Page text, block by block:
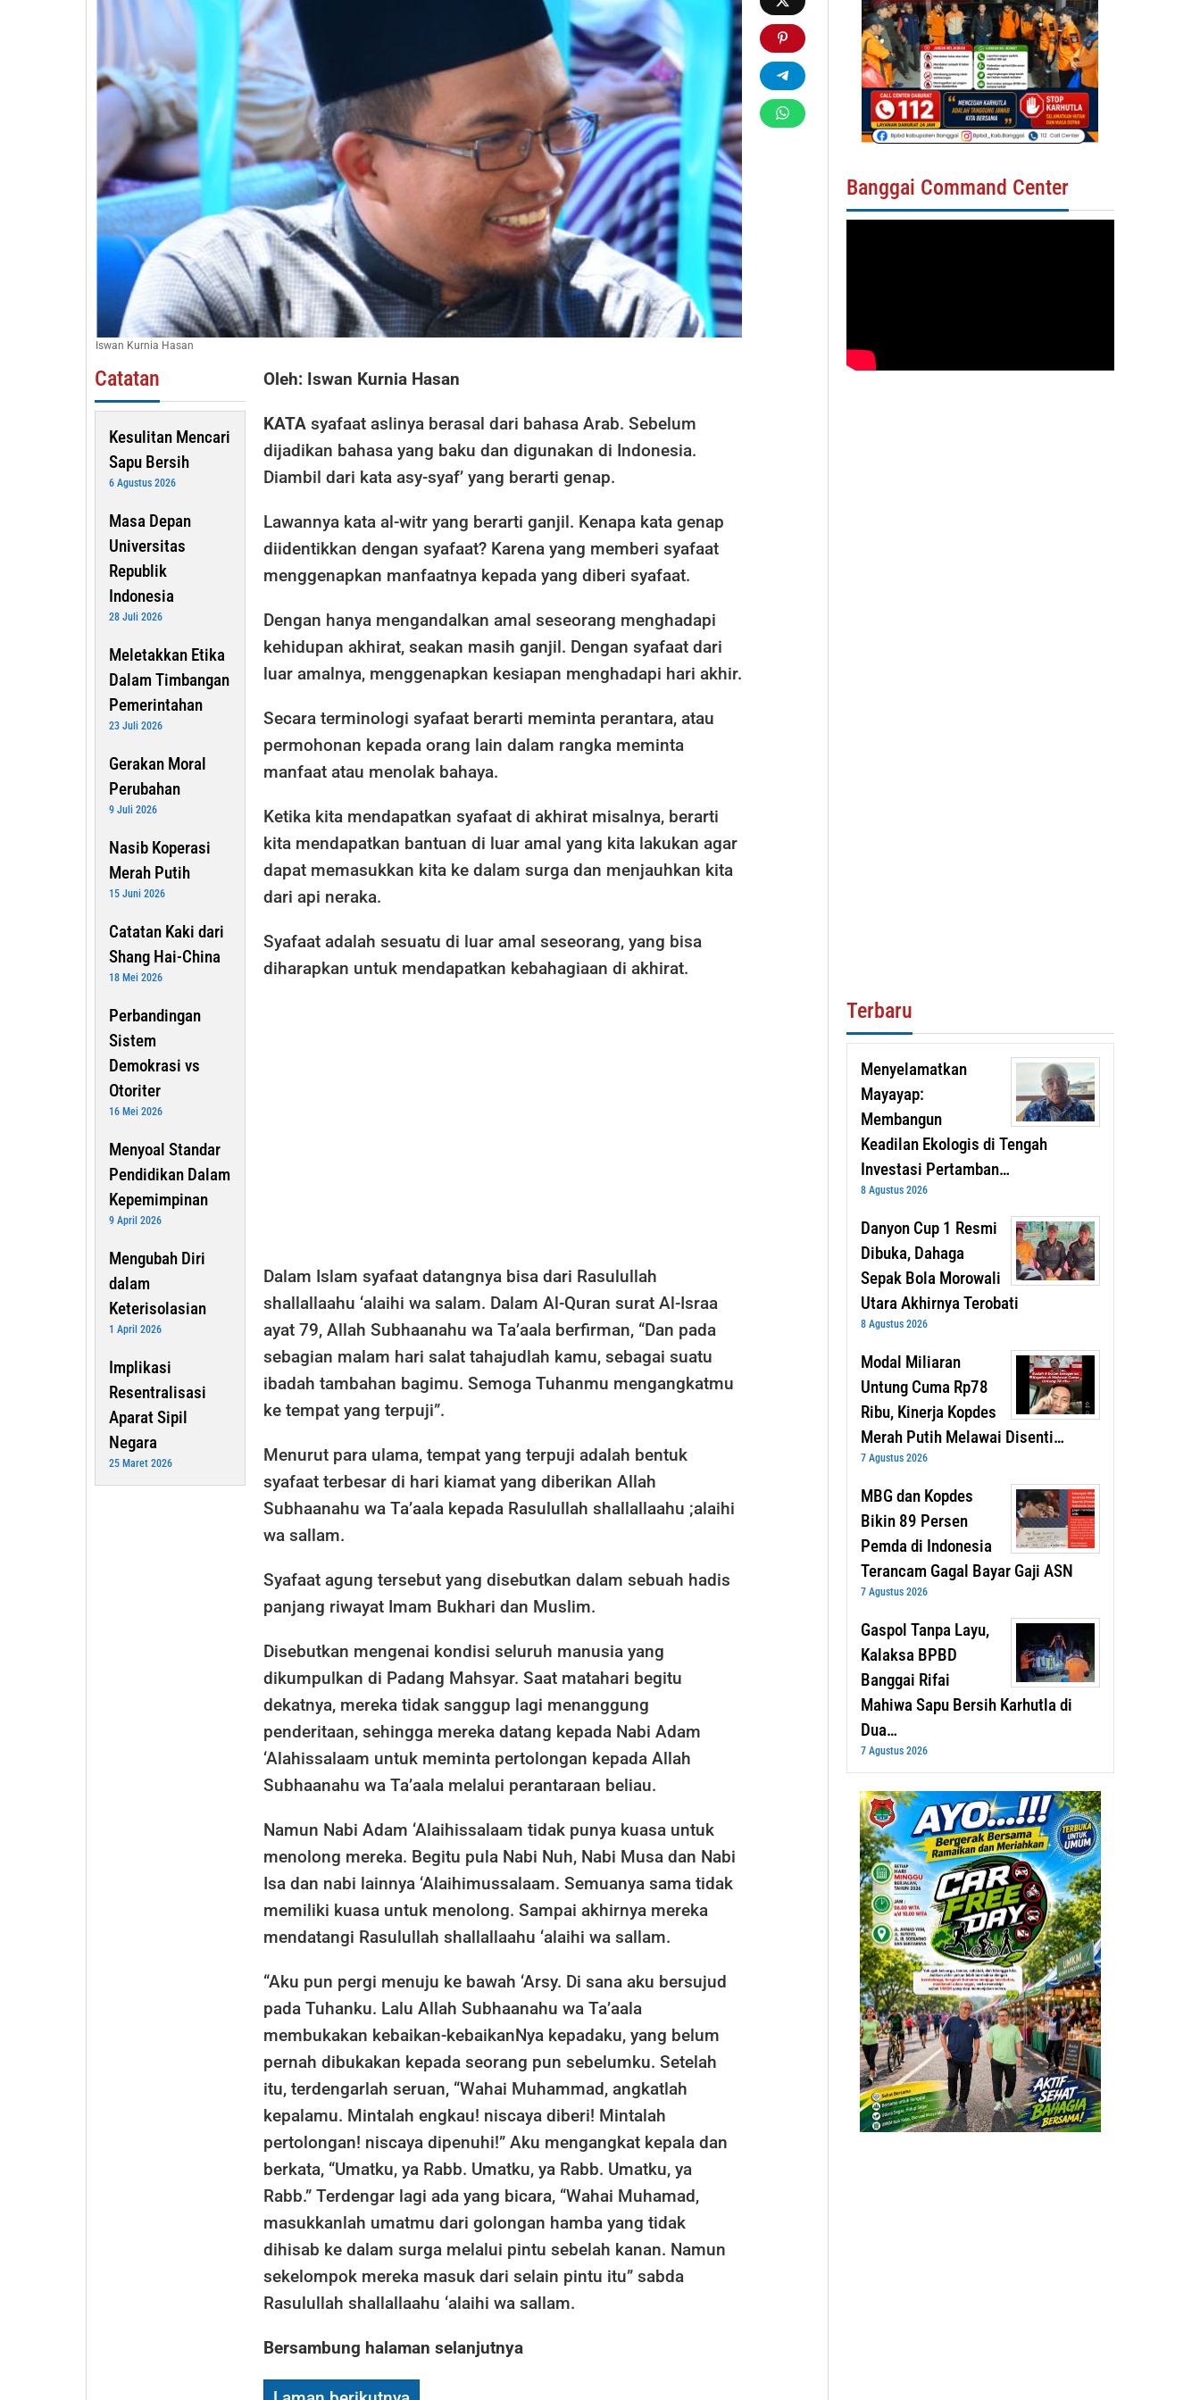
Iswan Kurnia Hasan
Catatan
Kesulitan Mencari
Sapu Bersih
6 Agustus 2026
Masa Depan
Universitas
Republik
Indonesia
28 Juli 2026
Meletakkan Etika
Dalam Timbangan
Pemerintahan
23 Juli 2026
Gerakan Moral
Perubahan
9 Juli 2026
Nasib Koperasi
Merah Putih
15 Juni 2026
Catatan Kaki dari
Shang Hai-China
18 Mei 2026
Perbandingan
Sistem
Demokrasi vs
Otoriter
16 Mei 2026
Menyoal Standar
Pendidikan Dalam
Kepemimpinan
9 April 2026
Mengubah Diri
dalam
Keterisolasian
1 April 2026
Implikasi
Resentralisasi
Aparat Sipil
Negara
25 Maret 2026
Oleh: Iswan Kurnia Hasan
KATAsyafaat aslinya berasal dari bahasa Arab. Sebelum
dijadikan bahasa yang baku dan digunakan di Indonesia.
Diambil dari kata asy-syaf’ yang berarti genap.
Lawannya kata al-witr yang berarti ganjil. Kenapa kata genap
diidentikkan dengan syafaat? Karena yang memberi syafaat
menggenapkan manfaatnya kepada yang diberi syafaat.
Dengan hanya mengandalkan amal seseorang menghadapi
kehidupan akhirat, seakan masih ganjil. Dengan syafaat dari
luar amalnya, menggenapkan kesiapan menghadapi hari akhir.
Secara terminologi syafaat berarti meminta perantara, atau
permohonan kepada orang lain dalam rangka meminta
manfaat atau menolak bahaya.
Ketika kita mendapatkan syafaat di akhirat misalnya, berarti
kita mendapatkan bantuan di luar amal yang kita lakukan agar
dapat memasukkan kita ke dalam surga dan menjauhkan kita
dari api neraka.
Syafaat adalah sesuatu di luar amal seseorang, yang bisa
diharapkan untuk mendapatkan kebahagiaan di akhirat.
Dalam Islam syafaat datangnya bisa dari Rasulullah
shallallaahu ‘alaihi wa salam. Dalam Al-Quran surat Al-Israa
ayat 79, Allah Subhaanahu wa Ta’aala berfirman, “Dan pada
sebagian malam hari salat tahajudlah kamu, sebagai suatu
ibadah tambahan bagimu. Semoga Tuhanmu mengangkatmu
ke tempat yang terpuji”.
Menurut para ulama, tempat yang terpuji adalah bentuk
syafaat terbesar di hari kiamat yang diberikan Allah
Subhaanahu wa Ta’aala kepada Rasulullah shallallaahu ;alaihi
wa sallam.
Syafaat agung tersebut yang disebutkan dalam sebuah hadis
panjang riwayat Imam Bukhari dan Muslim.
Disebutkan mengenai kondisi seluruh manusia yang
dikumpulkan di Padang Mahsyar. Saat matahari begitu
dekatnya, mereka tidak sanggup lagi menanggung
penderitaan, sehingga mereka datang kepada Nabi Adam
‘Alahissalaam untuk meminta pertolongan kepada Allah
Subhaanahu wa Ta’aala melalui perantaraan beliau.
Namun Nabi Adam ‘Alaihissalaam tidak punya kuasa untuk
menolong mereka. Begitu pula Nabi Nuh, Nabi Musa dan Nabi
Isa dan nabi lainnya ‘Alaihimussalaam. Semuanya sama tidak
memiliki kuasa untuk menolong. Sampai akhirnya mereka
mendatangi Rasulullah shallallaahu ‘alaihi wa sallam.
“Aku pun pergi menuju ke bawah ‘Arsy. Di sana aku bersujud
pada Tuhanku. Lalu Allah Subhaanahu wa Ta’aala
membukakan kebaikan-kebaikanNya kepadaku, yang belum
pernah dibukakan kepada seorang pun sebelumku. Setelah
itu, terdengarlah seruan, “Wahai Muhammad, angkatlah
kepalamu. Mintalah engkau! niscaya diberi! Mintalah
pertolongan! niscaya dipenuhi!” Aku mengangkat kepala dan
berkata, “Umatku, ya Rabb. Umatku, ya Rabb. Umatku, ya
Rabb.” Terdengar lagi ada yang bicara, “Wahai Muhamad,
masukkanlah umatmu dari golongan hamba yang tidak
dihisab ke dalam surga melalui pintu sebelah kanan. Namun
sekelompok mereka masuk dari selain pintu itu” sabda
Rasulullah shallallaahu ‘alaihi wa sallam.
Bersambung halaman selanjutnya
Banggai Command Center
Terbaru
Menyelamatkan
Mayayap:
Membangun
Keadilan Ekologis di Tengah
Investasi Pertamban…
8 Agustus 2026
Danyon Cup 1 Resmi
Dibuka, Dahaga
Sepak Bola Morowali
Utara Akhirnya Terobati
8 Agustus 2026
Modal Miliaran
Untung Cuma Rp78
Ribu, Kinerja Kopdes
Merah Putih Melawai Disenti…
7 Agustus 2026
MBG dan Kopdes
Bikin 89 Persen
Pemda di Indonesia
Terancam Gagal Bayar Gaji ASN
7 Agustus 2026
Gaspol Tanpa Layu,
Kalaksa BPBD
Banggai Rifai
Mahiwa Sapu Bersih Karhutla di
Dua…
7 Agustus 2026